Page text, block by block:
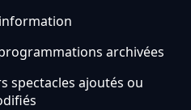
archivées
spectacles ajoutés ou